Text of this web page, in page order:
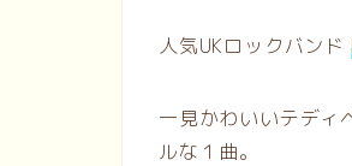
人気UKロックバンド
一見かわいいテディ
ルな１曲。